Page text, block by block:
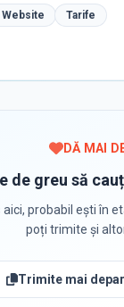
Website Tarife
DĂ MAI
de greu să
aici, probabil ești în
poți trimite și
Trimite mai